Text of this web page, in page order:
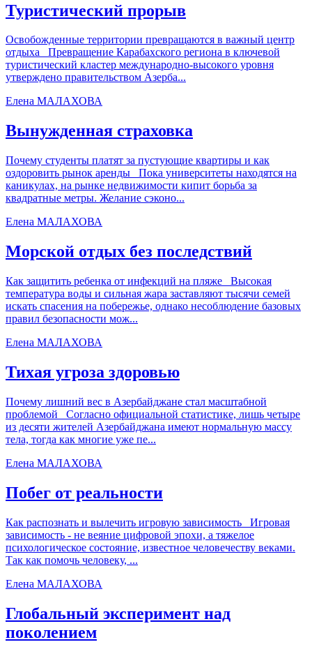
Туристический прорыв
Освобожденные территории превращаются в важный центр
отдыха Превращение Карабахского региона в ключевой
туристический кластер международно-высокого уровня
утверждено правительством Азерба...
Елена МАЛАХОВА
Вынужденная страховка
Почему студенты платят за пустующие квартиры и как
оздоровить рынок аренды Пока университеты находятся на
каникулах, на рынке недвижимости кипит борьба за
квадратные метры. Желание сэконо...
Елена МАЛАХОВА
Морской отдых без последствий
Как защитить ребенка от инфекций на пляже Высокая
температура воды и сильная жара заставляют тысячи семей
искать спасения на побережье, однако несоблюдение базовых
правил безопасности мож...
Елена МАЛАХОВА
Тихая угроза здоровью
Почему лишний вес в Азербайджане стал масштабной
проблемой Согласно официальной статистике, лишь четыре
из десяти жителей Азербайджана имеют нормальную массу
тела, тогда как многие уже пе...
Елена МАЛАХОВА
Побег от реальности
Как распознать и вылечить игровую зависимость Игровая
зависимость - не веяние цифровой эпохи, а тяжелое
психологическое состояние, известное человечеству веками.
Так как помочь человеку, ...
Елена МАЛАХОВА
Глобальный эксперимент над
поколением